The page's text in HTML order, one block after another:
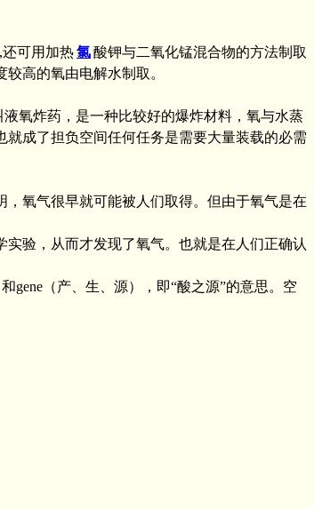
可用加热氯酸钾与二氧化锰混合物的方法制取
高的氧由电解水制取。
氧炸药，是一种比较好的爆炸材料，氧与水蒸
成了担负空间任何任务是需要大量装载的必需
氧气很早就可能被人们取得。但由于氧气是在
验，从而才发现了氧气。也就是在人们正确认
gene（产、生、源），即“酸之源”的意思。空